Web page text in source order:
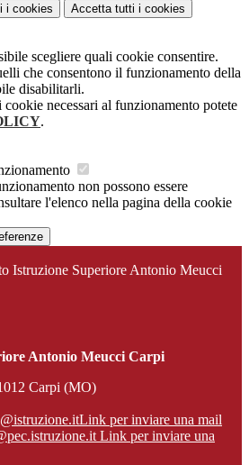
i cookies Accetta tutti i cookies
scegliere quali cookie consentire.
che consentono il funzionamento della
disabilitarli.
necessari al funzionamento potete
.
non possono essere
l'elenco nella pagina della cookie
Istruzione Superiore Antonio Meucci
Antonio Meucci Carpi
Carpi (MO)
Link per inviare una mail
Link per inviare una